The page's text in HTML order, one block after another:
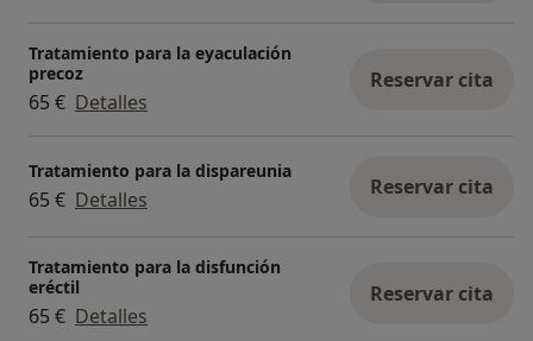
Tratamiento para la eyaculación
precoz
65 € Detalles
Reservar cita
Tratamiento para la dispareunia
65 € Detalles Reservar cita
Tratamiento para la disfunción
eréctil
65 € Detalles
Reservar cita